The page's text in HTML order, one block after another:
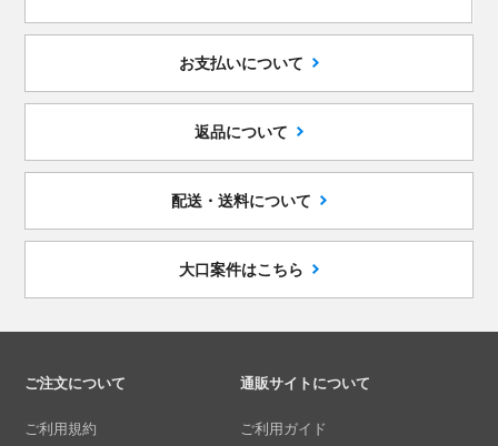
お支払いについて
返品について
配送・送料について
大口案件はこちら
ご注文について
ご利用規約
通販サイトについて
ご利用ガイド